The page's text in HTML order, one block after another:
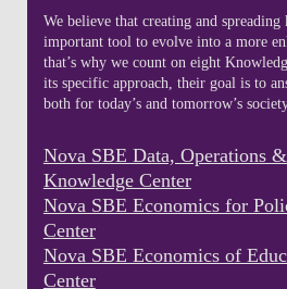
We believe that creating and spreading
important tool to evolve into a more
that’s why we count on eight
its specific approach, their goal is to
both for today’s and tomorrow’s
Nova SBE Data, Operations
Knowledge Center
Nova SBE Economics for
Center
Nova SBE Economics of
Center